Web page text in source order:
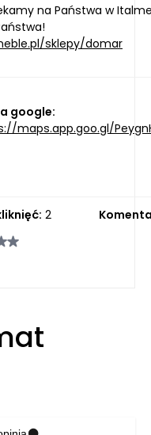
na Państwa w
sklepy/domar
google:
maps.app.goo.gl/
2